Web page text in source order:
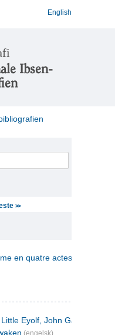
English
Ibsen-
>>
en quatre actes
Eyolf, John Gabriel
(engelsk)